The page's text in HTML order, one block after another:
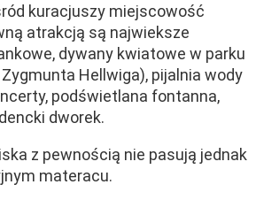
kuracjuszy miejscowość
atrakcją są najwieksze
dywany kwiatowe w parku
Hellwiga), pijalnia wody
podświetlana fontanna,
dworek.
z pewnością nie pasują jednak
materacu.